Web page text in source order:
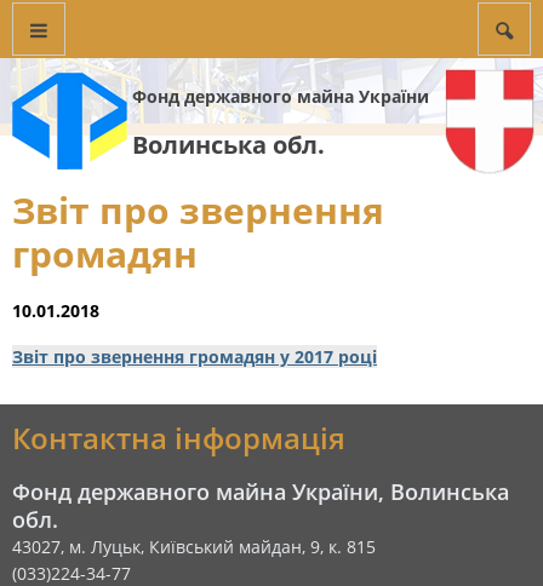
Фонд державного майна України
Волинська обл.
Звіт про звернення
громадян
10.01.2018
Звіт про звернення громадян у 2017 році
Контактна інформація
Фонд державного майна України, Волинська
обл.
43027, м. Луцьк, Київський майдан, 9, к. 815
(033)224-34-77